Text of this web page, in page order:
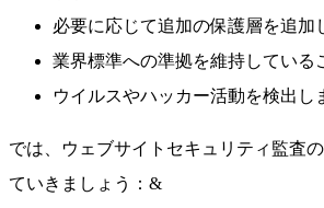
必要に応じて追加の保護層を追加
業界標準への準拠を維持している
ウイルスやハッカー活動を検出し
では、ウェブサイトセキュリティ監査
ていきましょう：&